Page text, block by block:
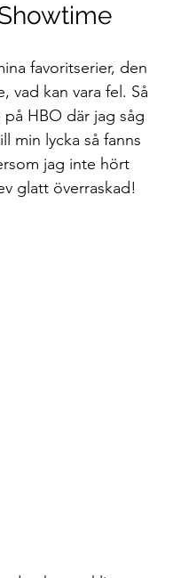
favoritserier, den
vad kan vara fel. Så
HBO där jag såg
min lycka så fanns
jag inte hört
glatt överraskad!